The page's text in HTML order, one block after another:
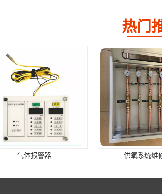
热门
气体报警器 供氧系统维